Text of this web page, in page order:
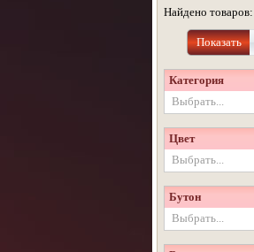
Найдено товаров:
Показать
Категория
Выбрать...
Цвет
Выбрать...
Бутон
Выбрать...